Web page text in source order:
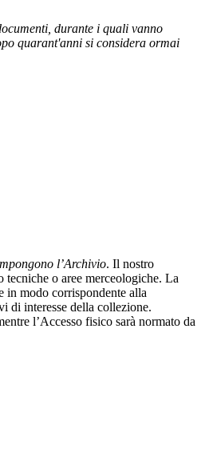
durante i quali vanno
quarant'anni si considera ormai
l’Archivio. Il nostro
o aree merceologiche. La
in modo corrispondente alla
di interesse della collezione.
l’Accesso fisico sarà normato da